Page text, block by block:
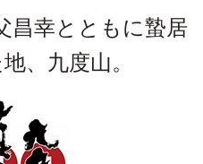
昌幸とともに蟄居
、九度山。